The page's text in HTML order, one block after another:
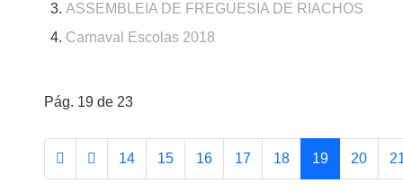
ASSEMBLEIA DE FREGUESIA DE RIACHOS
Carnaval Escolas 2018
Pág. 19 de 23
14 15 16 17 18 19 20